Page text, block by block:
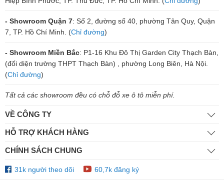
- Showroom Quận 7: Số 2, đường số 40, phường Tân Quy, Quận
7, TP. Hồ Chí Minh. (Chỉ đường)
- Showroom Miền Bắc: P1-16 Khu Đô Thị Garden City Thạch Bàn,
(đối diện trường THPT Thạch Bàn) , phường Long Biên, Hà Nội.
(Chỉ đường)
Tất cả các showroom đều có chỗ đỗ xe ô tô miễn phí.
VỀ CÔNG TY
HỖ TRỢ KHÁCH HÀNG
CHÍNH SÁCH CHUNG
31k người theo dõi 60,7k đăng ký